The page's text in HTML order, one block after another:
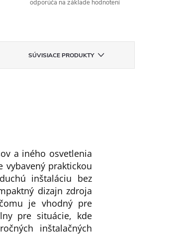
odporúča na základe hodnotení
SÚVISIACE PRODUKTY
a iného osvetlenia
vybavený praktickou
inštaláciu bez
dizajn zdroja
je vhodný pre
pre situácie, kde
inštalačných